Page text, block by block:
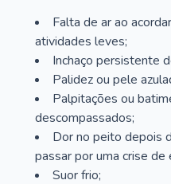
Falta de ar ao
atividades leves;
Inchaço persistente
Palidez ou pele
Palpitações ou
descompassados;
Dor no peito depois
passar por uma crise de
Suor frio;